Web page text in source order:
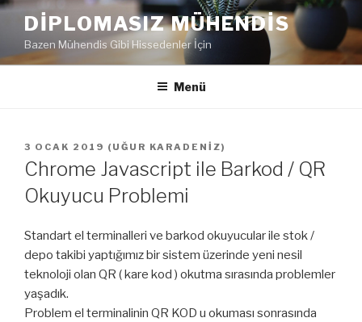
İçeriğe
DIPLOMASIZ MÜHENDIS
Bazen Mühendis Gibi Hissedenler İçin
Menü
YAYIM
TARIHI
3 OCAK 2019 ( UĞUR KARADENIZ)
Chrome Javascript ile Barkod / QR
Okuyucu Problemi
Standart el terminalleri ve barkod okuyucular ile stok /
depo takibi yaptığımız bir sistem üzerinde yeni nesil
teknoloji olan QR ( kare kod ) okutma sırasında problemler
yaşadık.
Problem el terminalinin QR KOD u okuması sonrasında